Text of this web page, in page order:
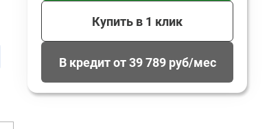
Купить в 1 клик
В кредит от 39 789 руб/мес